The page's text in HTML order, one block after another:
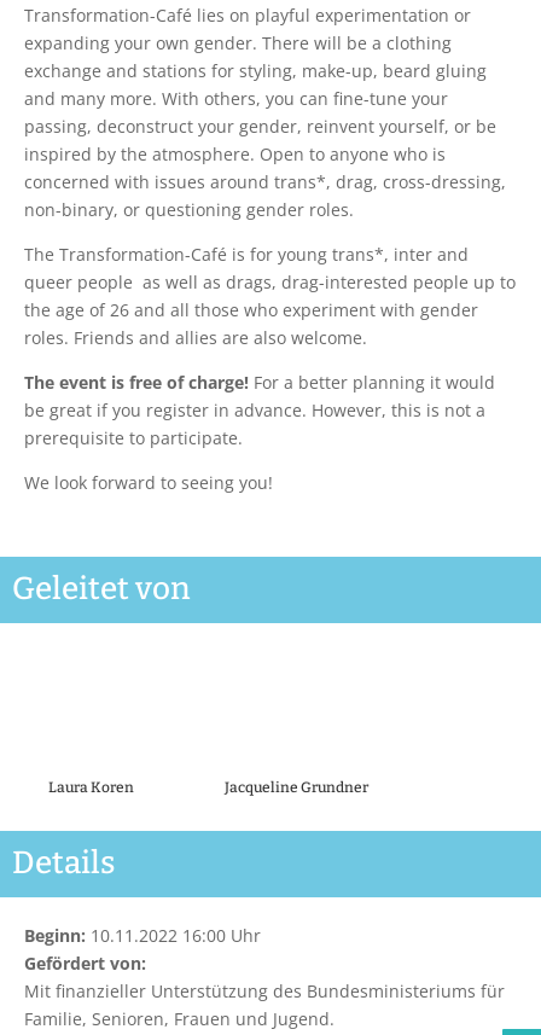
Transformation-Café lies on playful experimentation or
expanding your own gender. There will be a clothing
exchange and stations for styling, make-up, beard gluing
and many more. With others, you can fine-tune your
passing, deconstruct your gender, reinvent yourself, or be
inspired by the atmosphere. Open to anyone who is
concerned with issues around trans*, drag, cross-dressing,
non-binary, or questioning gender roles.
The Transformation-Café is for young trans*, inter and
queer people as well as drags, drag-interested people up to
the age of 26 and all those who experiment with gender
roles. Friends and allies are also welcome.
The event is free of charge! For a better planning it would
be great if you register in advance. However, this is not a
prerequisite to participate.
We look forward to seeing you!
Geleitet von
Laura Koren Jacqueline Grundner
Details
Beginn: 10.11.2022 16:00 Uhr
Gefördert von:
Mit finanzieller Unterstützung des Bundesministeriums für
Familie, Senioren, Frauen und Jugend.